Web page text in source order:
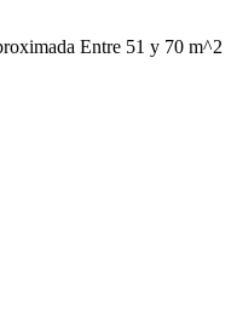
Entre 51 y 70 m^2